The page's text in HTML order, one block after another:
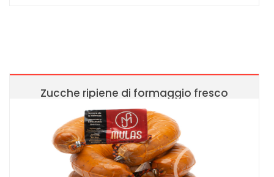
Zucche ripiene di formaggio fresco